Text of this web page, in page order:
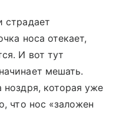
страдает
носа отекает,
И вот тут
мешать.
ноздря, которая уже
что нос «заложен